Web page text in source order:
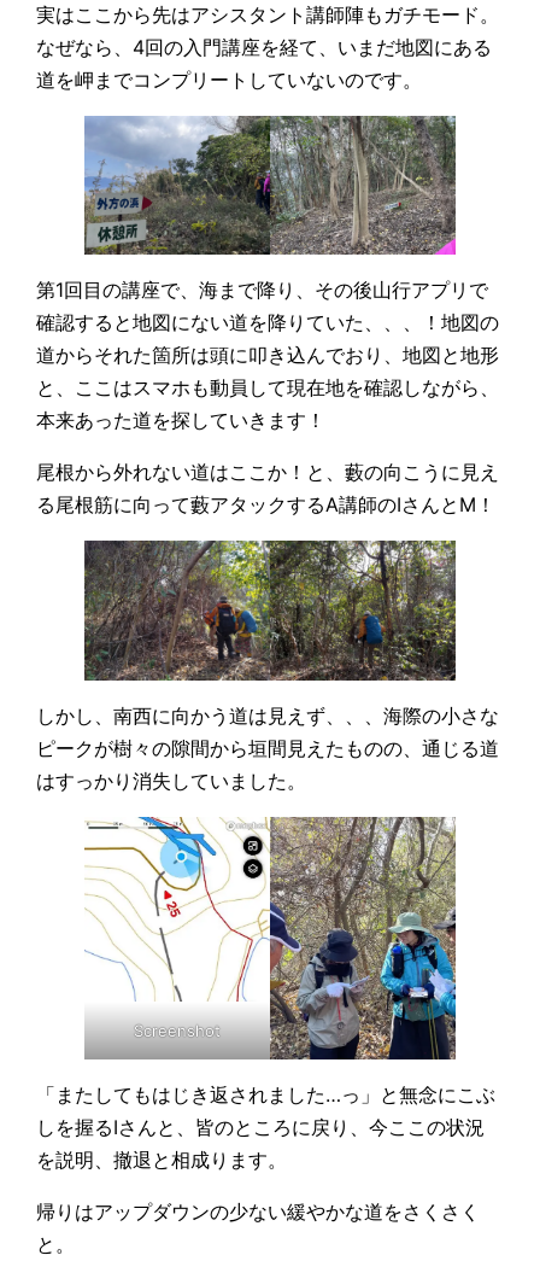
実はここから先はアシスタント講師陣もガチモード。
なぜなら、4回の入門講座を経て、いまだ地図にある
道を岬までコンプリートしていないのです。
第1回目の講座で、海まで降り、その後山行アプリで
確認すると地図にない道を降りていた、、、！地図の
道からそれた箇所は頭に叩き込んでおり、地図と地形
と、ここはスマホも動員して現在地を確認しながら、
本来あった道を探していきます！
尾根から外れない道はここか！と、藪の向こうに見え
る尾根筋に向って藪アタックするA講師のIさんとM！
しかし、南西に向かう道は見えず、、、海際の小さな
ピークが樹々の隙間から垣間見えたものの、通じる道
はすっかり消失していました。
Screenshot
「またしてもはじき返されました…っ」と無念にこぶ
しを握るIさんと、皆のところに戻り、今ここの状況
を説明、撤退と相成ります。
帰りはアップダウンの少ない緩やかな道をさくさく
と。